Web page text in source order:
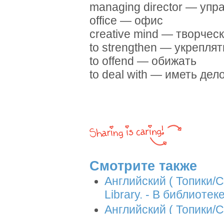
managing director —
office — офис
creative mind —
to strengthen —
to offend — обижать
to deal with — иметь
Смотрите также
Английский ( Топики/
Library. - В
Английский (